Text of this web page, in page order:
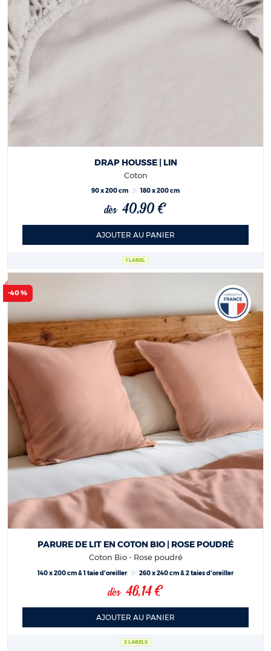
1 LABEL
DRAP HOUSSE | LIN
Coton
90 x 200 cm 180 x 200 cm
dès 40,90 €
AJOUTER AU PANIER
-40 %
2 LABELS
PARURE DE LIT EN COTON BIO | ROSE POUDRÉ
Coton Bio - Rose poudré
140 x 200 cm & 1 taie d'oreiller 260 x 240 cm & 2 taies d'oreiller
dès 46,14 €
AJOUTER AU PANIER